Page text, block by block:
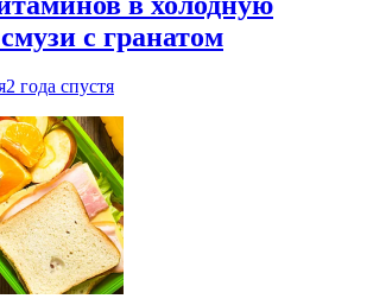
с гранатом
2 года спустя